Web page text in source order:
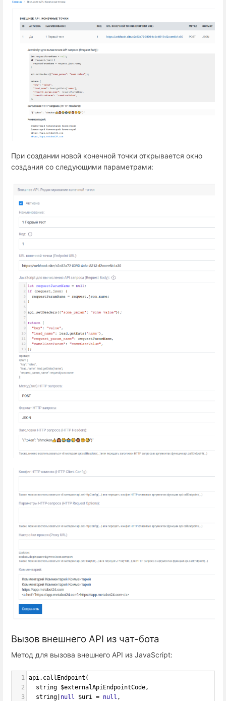
При создании новой конечной точки открывается окно
создания со следующими параметрами:
Вызов внешнего API из чат-бота
Метод для вызова внешнего API из JavaScript:
1 api . callEndpoint (
2
string $externalApiEndpointCode ,
3
string null $uri = null ,